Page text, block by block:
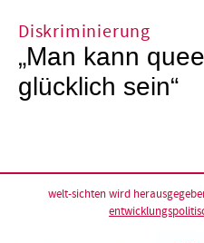
Diskriminierung
„Man kann
glücklich sein“
welt-sichten wird